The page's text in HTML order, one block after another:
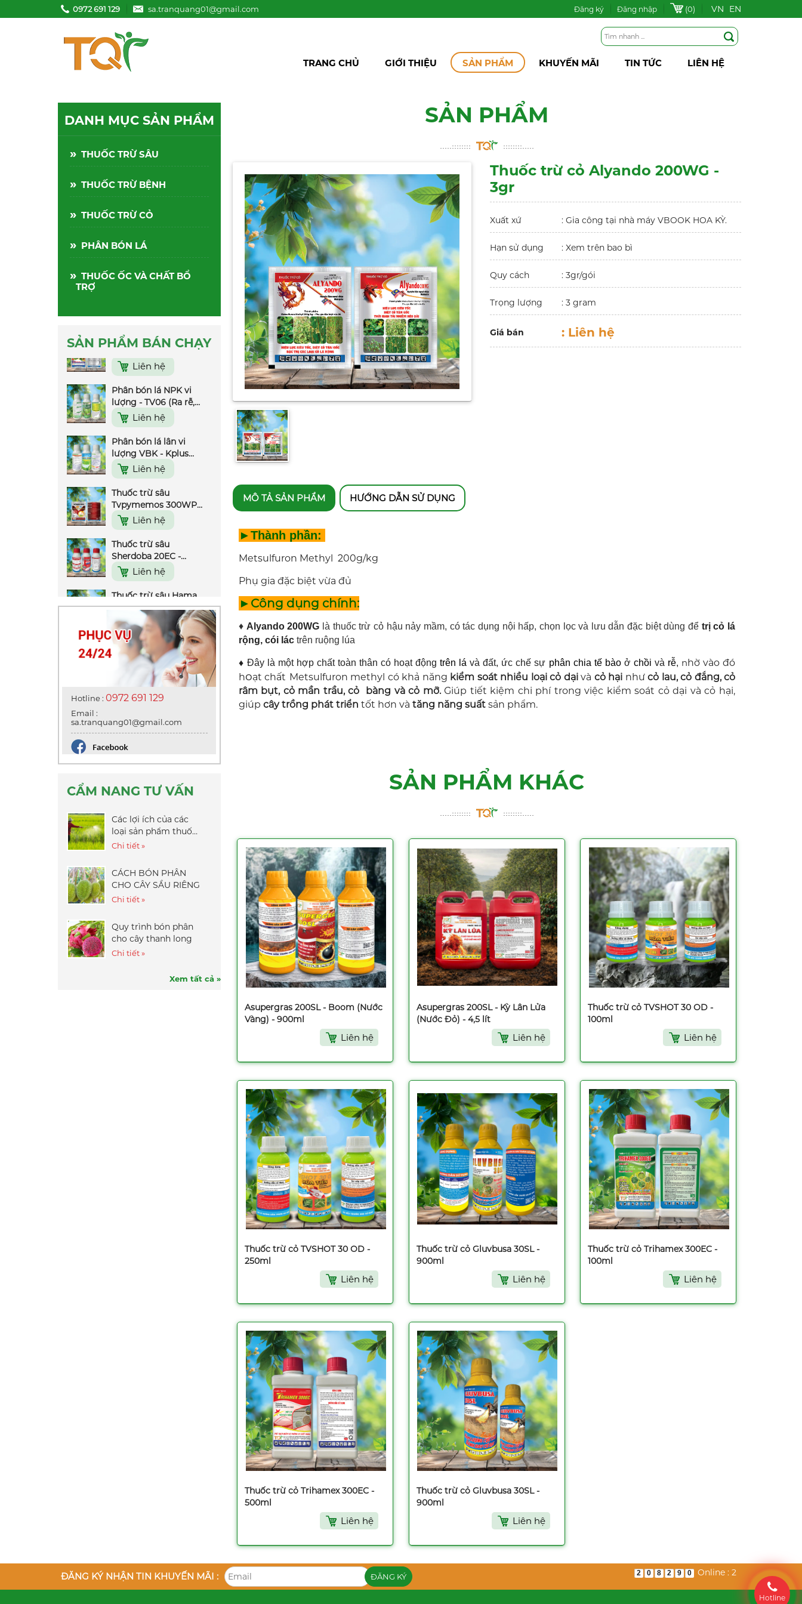
0972 691 129 sa.tranquang01@gmail.com Đăng ký Đăng nhập (0) VN EN
TRANG CHỦ GIỚI THIỆU SẢN PHẨM KHUYẾN MÃI TIN TỨC LIÊN HỆ
DANH MỤC SẢN PHẨM
» THUỐC TRỪ SÂU
» THUỐC TRỪ BỆNH
» THUỐC TRỪ CỎ
» PHÂN BÓN LÁ
» THUỐC ỐC VÀ CHẤT BỔ
TRỢ
SẢN PHẨM BÁN CHẠY
Thuốc trừ sâu
Pymestar 550WG
(Hiệu kiến chúa) - 2gr
Liên hệ
Thuốc trừ sâu
Abagent 500WP -
100gr Liên hệ
Thuốc trừ sâu Rep
Play 75WP 9999 -
35WG - 100gr
Liên hệ
Phân bón lá NPK vi
lượng - TV06 (Ra rễ,
nở bụi, đẻ nhánh) -
500ml
Liên hệ
Phân bón lá lân vi
lượng VBK - Kplus
(Rước Đòng) - 500ml
Liên hệ
Thuốc trừ sâu
Tvpymemos 300WP
(Rầy 77) - 100gr
Liên hệ
Thuốc trừ sâu
Sherdoba 20EC -
450mlLiên hệ
Thuốc trừ sâu Hama
250SC - 100ml
Liên hệ
Thuốc trừ sâu Kimcis
20EC - 240ml
Liên hệ
Thuốc trừ sâu
Pymestar 550WG
(Hiệu kiến chúa) - 2gr
Thuốc trừ sâu
Abagent 500WP -
Thuốc trừ sâu Rep
Play 75WP 9999 -
Thuốc trừ sâu Nofara
35WG - 100gr
Phân bón lá NPK vi
lượng - TV06 (Ra rễ,
500ml
Phân bón lá lân vi
lượng VBK - Kplus
Hotline : 0972 691 129
Email :
sa.tranquang01@gmail.com
CẨM NANG TƯ VẤN
Các lợi ích của các
loại sản phẩm thuốc
bảo vệ thực vật
Chi tiết »
CÁCH BÓN PHÂN
CHO CÂY SẦU RIÊNG
Chi tiết »
Quy trình bón phân
cho cây thanh long
Chi tiết »
Xem tất cả »
SẢN PHẨM
Thuốc trừ cỏ Alyando 200WG -
3gr
Xuất xứ : Gia công tại nhà máy VBOOK HOA KỲ.
Hạn sử dụng : Xem trên bao bì
Quy cách : 3gr/gói
Trọng lượng : 3 gram
Giá bán : Liên hệ
MÔ TẢ SẢN PHẨM HƯỚNG DẪN SỬ DỤNG
►Thành phần:
Metsulfuron Methyl 200g/kg
Phụ gia đặc biệt vừa đủ
►Công dụng chính:
♦ Alyando 200WG là thuốc trừ cỏ hậu nảy mầm, có tác dụng nội hấp, chọn lọc và lưu dẫn đặc biệt dùng để trị cỏ lá
rộng, cói láctrên ruộng lúa
♦ Đây là một hợp chất toàn thân có hoạt động trên lá và đất, ức chế sự phân chia tế bàoở chồi và rễ, nhờ vào đó
hoạt chất Metsulfuron methyl có khả năng kiểm soát nhiều loại cỏ dạivà cỏ hại như cỏ lau, cỏ đắng, cỏ
râm bụt, cỏ mần trầu, cỏ bàng và cỏ mỡ.Giúp tiết kiệm chi phí trong việc kiểm soát cỏ dại và cỏ hại,
giúp cây trồng phát triển tốt hơn và tăng năng suất sản phẩm.
SẢN PHẨM KHÁC
Asupergras 200SL - Boom (Nước
Vàng) - 900ml
Liên hệ
Asupergras 200SL - Kỳ Lân Lửa
(Nước Đỏ) - 4,5 lít
Liên hệ
Thuốc trừ cỏ TVSHOT 30 OD -
100ml
Liên hệ
Thuốc trừ cỏ TVSHOT 30 OD -
250ml
Liên hệ
Thuốc trừ cỏ Gluvbusa 30SL -
900ml
Liên hệ
Thuốc trừ cỏ Trihamex 300EC -
100ml
Liên hệ
Thuốc trừ cỏ Trihamex 300EC -
500ml
Liên hệ
Thuốc trừ cỏ Gluvbusa 30SL -
900ml
Liên hệ
ĐĂNG KÝ NHẬN TIN KHUYẾN MÃI : 2 0 8 2 9 0 Online : 2
Hotline